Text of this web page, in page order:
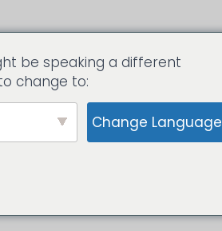
PEÇAS Sobre nós
be speaking a different
change to:
Change Language